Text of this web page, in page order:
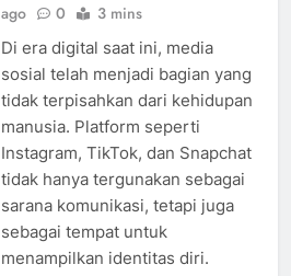
ago
0 3 mins
Di era digital saat ini, media
sosial telah menjadi bagian yang
tidak terpisahkan dari kehidupan
manusia. Platform seperti
Instagram, TikTok, dan Snapchat
tidak hanya tergunakan sebagai
sarana komunikasi, tetapi juga
sebagai tempat untuk
menampilkan identitas diri.